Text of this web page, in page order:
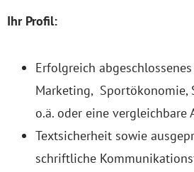
Ihr Profil:
Erfolgreich
Marketing, Sportökonomie,
o.ä. oder eine vergleichbare
Textsicherheit sowie
schriftliche